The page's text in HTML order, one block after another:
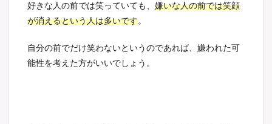
好きな人の前では笑っていても、 嫌いな人の前では笑顔
が消えるという人は多いです。
自分の前でだけ笑わないというのであれば、嫌われた可
能性を考えた方がいいでしょう。